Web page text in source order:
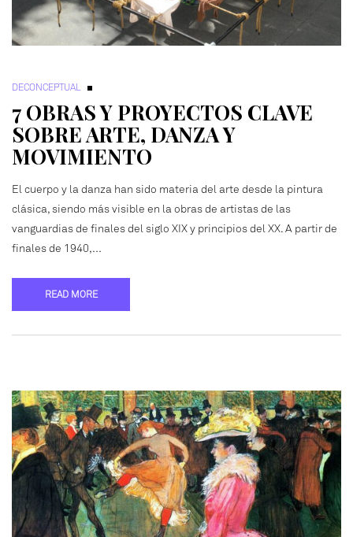
DECONCEPTUAL
7 OBRAS Y PROYECTOS CLAVE
SOBRE ARTE, DANZA Y
MOVIMIENTO
El cuerpo y la danza han sido materia del arte desde la pintura
clásica, siendo más visible en la obras de artistas de las
vanguardias de finales del siglo XIX y principios del XX. A partir de
finales de 1940,…
READ MORE